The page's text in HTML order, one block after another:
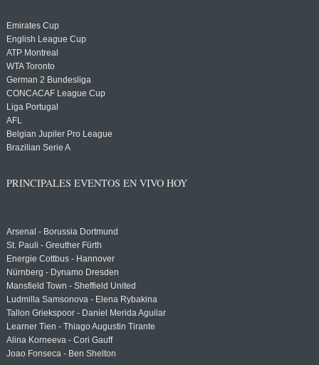
Emirates Cup
English League Cup
ATP Montreal
WTA Toronto
German 2 Bundesliga
CONCACAF League Cup
Liga Portugal
AFL
Belgian Jupiler Pro League
Brazilian Serie A
PRINCIPALES EVENTOS EN VIVO HOY
Arsenal - Borussia Dortmund
St. Pauli - Greuther Fürth
Energie Cottbus - Hannover
Nürnberg - Dynamo Dresden
Mansfield Town - Sheffield United
Ludmilla Samsonova - Elena Rybakina
Tallon Griekspoor - Daniel Merida Aguilar
Learner Tien - Thiago Augustin Tirante
Alina Korneeva - Cori Gauff
Joao Fonseca - Ben Shelton